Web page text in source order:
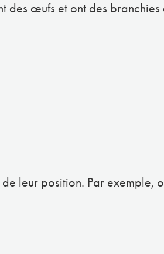
des œufs et ont des branchies
leur position. Par exemple,